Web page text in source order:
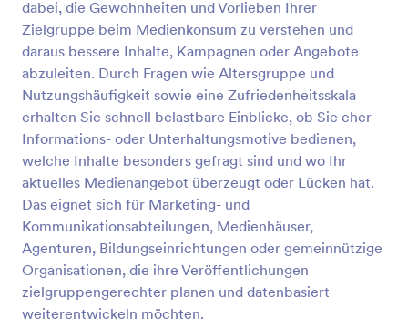
dabei, die Gewohnheiten und Vorlieben Ihrer
Zielgruppe beim Medienkonsum zu verstehen und
daraus bessere Inhalte, Kampagnen oder Angebote
abzuleiten. Durch Fragen wie Altersgruppe und
Nutzungshäufigkeit sowie eine Zufriedenheitsskala
erhalten Sie schnell belastbare Einblicke, ob Sie eher
Informations- oder Unterhaltungsmotive bedienen,
welche Inhalte besonders gefragt sind und wo Ihr
aktuelles Medienangebot überzeugt oder Lücken hat.
Das eignet sich für Marketing- und
Kommunikationsabteilungen, Medienhäuser,
Agenturen, Bildungseinrichtungen oder gemeinnützige
Organisationen, die ihre Veröffentlichungen
zielgruppengerechter planen und datenbasiert
weiterentwickeln möchten.
einschätzen, verschiedene Aussagen bewerten und
zusätzliche Kommentare oder Bedenken äußern.
Die Umfrageantworten werden sofort empfangen,
in Jotform-Tabellen gespeichert und organisiert.
Diese Datenbank ist konfigurierbar und kann mit
anderen geteilt werden.Passen Sie diese
Technologieumfragevorlage in wenigen Minuten mit
unserem Drag-and-drop-Formulargenerator an.
Fügen Sie Formularfelder, Bewertungsskalen,
Widgets, Bilder, Logos und vieles mehr hinzu. Sie
können Ihre Technologieumfrage sogar mit über 100
Apps integrieren, um die Antworten direkt an Ihre
anderen Online-Konten zu senden. Mit dem
Jotform Report Builder erstellen Sie mit nur einem
Klick automatisch visuelle Berichte aus den
Umfrageantworten – ideal für eine schnelle und
einfache Datenanalyse. Erfahren Sie, wie Sie die
Nutzung und das Verständnis von Technologie mit
Vorschau